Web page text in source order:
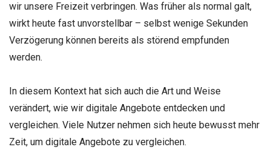
wir unsere Freizeit verbringen. Was früher als normal galt,
wirkt heute fast unvorstellbar – selbst wenige Sekunden
Verzögerung können bereits als störend empfunden
werden.
In diesem Kontext hat sich auch die Art und Weise
verändert, wie wir digitale Angebote entdecken und
vergleichen. Viele Nutzer nehmen sich heute bewusst mehr
Zeit, um digitale Angebote zu vergleichen.